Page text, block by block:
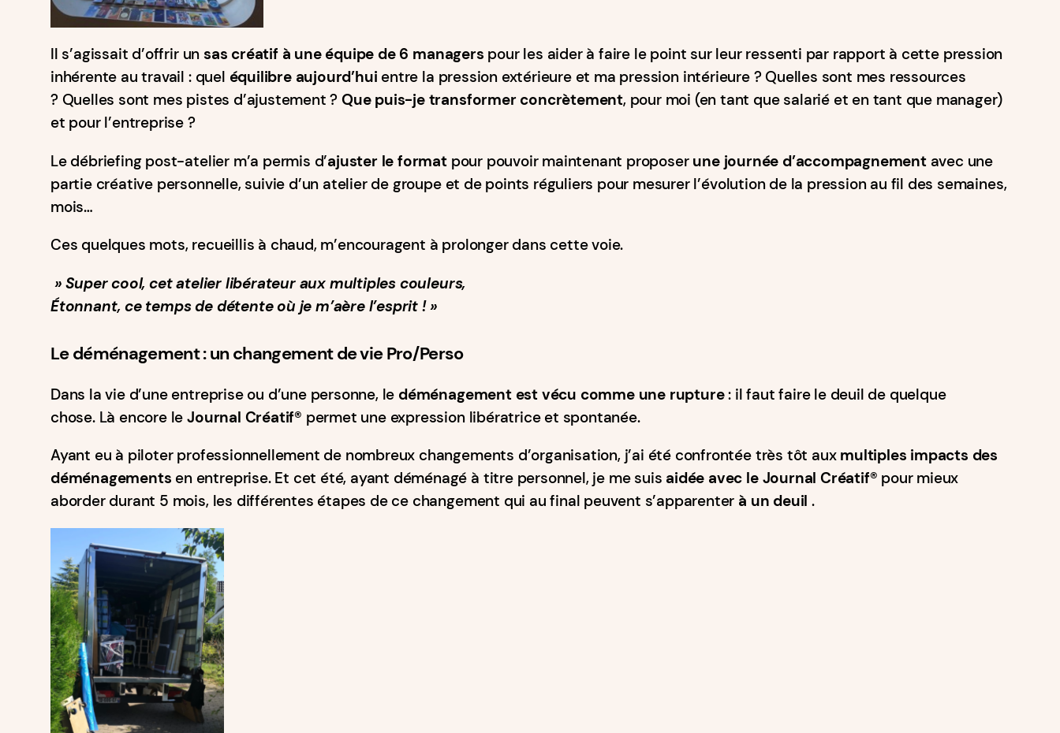
Il s’agissait d’offrir un sas créatif à une équipe de 6 managers pour les aider à faire le point sur leur ressenti par rapport à cette pression
inhérente au travail : quel équilibre aujourd’hui entre la pression extérieure et ma pression intérieure ? Quelles sont mes ressources
? Quelles sont mes pistes d’ajustement ? Que puis-je transformer concrètement, pour moi (en tant que salarié et en tant que manager)
et pour l’entreprise ?
Le débriefing post-atelier m’a permis d’ajuster le formatpour pouvoir maintenant proposer une journée d’accompagnementavec une
partie créative personnelle, suivie d’un atelier de groupe et de points réguliers pour mesurer l’évolution de la pression au fil des semaines,
mois…
Ces quelques mots, recueillis à chaud, m’encouragent à prolonger dans cette voie.
» Super cool, cet atelier libérateur aux multiples couleurs,
Étonnant, ce temps de détente où je m’aère l’esprit ! »
Le déménagement : un changement de vie Pro/Perso
Dans la vie d’une entreprise ou d’une personne, le déménagement est vécu comme une rupture: il faut faire le deuil de quelque
chose. Là encore leJournal Créatif®️ permet une expression libératrice et spontanée.
Ayant eu à piloter professionnellement de nombreux changements d’organisation, j’ai été confrontée très tôt aux multiples impacts des
déménagements en entreprise. Et cet été, ayant déménagé à titre personnel, je me suis aidée avec le Journal Créatif®️ pour mieux
aborder durant 5 mois, les différentes étapes de ce changement qui au final peuvent s’apparenter à un deuil .